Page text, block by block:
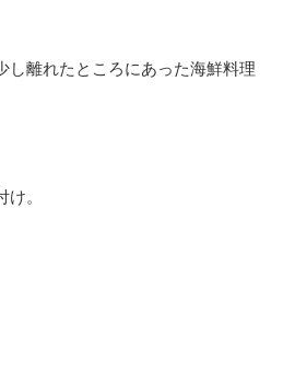
し離れたところにあった海鮮料理
。